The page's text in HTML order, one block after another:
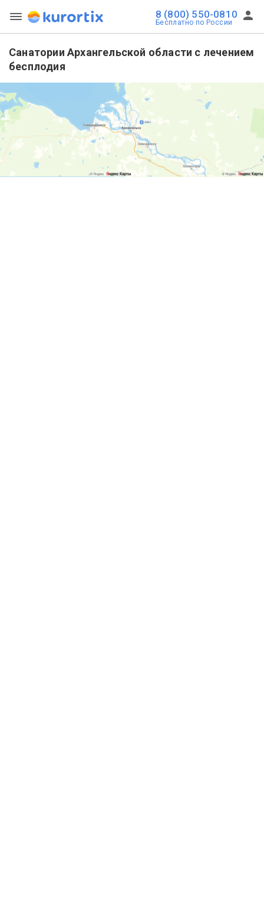
8 (800) 550-0810
Бесплатно по России
Санатории Архангельской области с лечением
бесплодия